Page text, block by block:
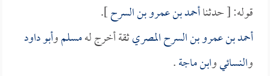
قوله: [ حدثناأحمد بن عمرو بن السرح].
أحمد بن عمرو بن السرح المصريثقة أخرج لهمسلموأبو داود
والنسائيوابن ماجة.